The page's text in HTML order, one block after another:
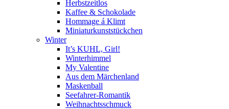
Herbstzeitlos
Kaffee & Schokolade
Hommage á Klimt
Miniaturkunststückchen
Winter
It’s KUHL, Girl!
Winterhimmel
My Valentine
Aus dem Märchenland
Maskenball
Seefahrer-Romantik
Weihnachtsschmuck